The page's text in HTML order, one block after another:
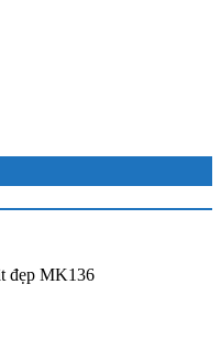
đẹp MK136